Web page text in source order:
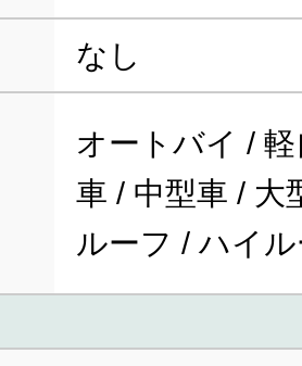
なし
オートバイ /
車 / 中型車 / 大
ルーフ / ハイ